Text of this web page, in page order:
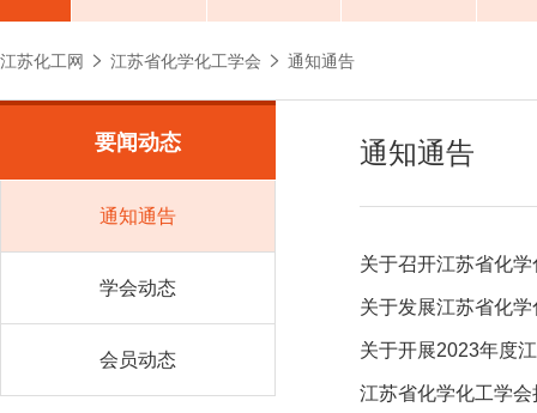
江苏化工网 江苏省化学化工学会 通知通告
要闻动态
通知通告
学会动态
会员动态
通知通告
关于发展江苏省化
江苏省化学化工学